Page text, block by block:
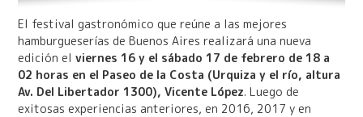
El festival gastronómico que reúne a las mejores
hamburgueserías de Buenos Aires realizará una nueva
edición el viernes 16 y el sábado 17 de febrero de 18 a
02 horas en el Paseo de la Costa (Urquiza y el río, altura
Av. Del Libertador 1300), Vicente López. Luego de
exitosas experiencias anteriores, en 2016, 2017 y en